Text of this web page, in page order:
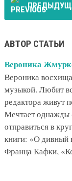
АВТОР СТАТЬИ
Вероника
Вероника
музыкой. Любит
редактора живут
Мечтает однажды
отправиться в
книги: «О дивный
Франца Кафки,